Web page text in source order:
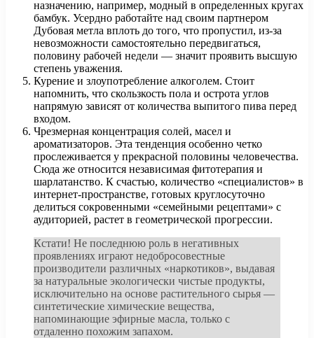
назначению, например, модный в определенных кругах
бамбук. Усердно работайте над своим партнером
Дубовая метла вплоть до того, что пропустил, из-за
невозможности самостоятельно передвигаться,
половину рабочей недели — значит проявить высшую
степень уважения.
Курение и злоупотребление алкоголем. Стоит
напомнить, что скользкость пола и острота углов
напрямую зависят от количества выпитого пива перед
входом.
Чрезмерная концентрация солей, масел и
ароматизаторов. Эта тенденция особенно четко
прослеживается у прекрасной половины человечества.
Сюда же относится независимая фитотерапия и
шарлатанство. К счастью, количество «специалистов» в
интернет-пространстве, готовых круглосуточно
делиться сокровенными «семейными рецептами» с
аудиторией, растет в геометрической прогрессии.
Кстати! Не последнюю роль в негативных
проявлениях играют недобросовестные
производители различных «наркотиков», выдавая
за натуральные экологически чистые продукты,
исключительно на основе растительного сырья —
синтетические химические вещества,
напоминающие эфирные масла, только с
отдаленно похожим запахом.